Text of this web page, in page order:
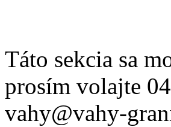
Táto sekcia sa
prosím volajte
vahy@vahy-